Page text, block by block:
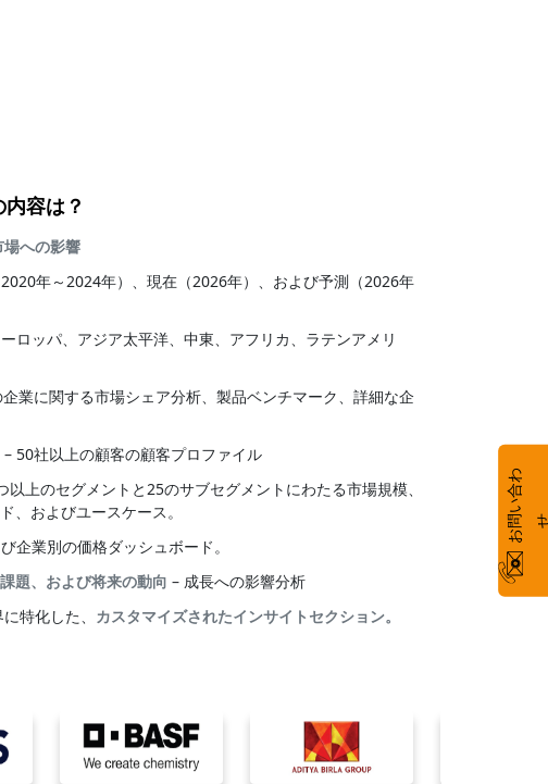
容は？
への影響
年～2024年）、現在（2026年）、および予測（2026年
ロッパ、アジア太平洋、中東、アフリカ、ラテンアメリ
業に関する市場シェア分析、製品ベンチマーク、詳細な企
– 50社以上の顧客の顧客プロファイル
以上のセグメントと25のサブセグメントにわたる市場規模、
、およびユースケース。
企業別の価格ダッシュボード。
題、および将来の動向 – 成長への影響分析
特化した、 カスタマイズされたインサイトセクション。
お
い
合
わ